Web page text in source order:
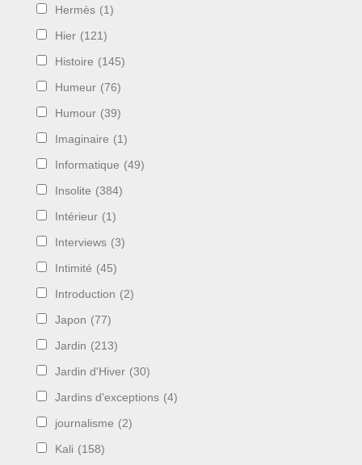
Hermès (1)
Hier (121)
Histoire (145)
Humeur (76)
Humour (39)
Imaginaire (1)
Informatique (49)
Insolite (384)
Intérieur (1)
Interviews (3)
Intimité (45)
Introduction (2)
Japon (77)
Jardin (213)
Jardin d'Hiver (30)
Jardins d'exceptions (4)
journalisme (2)
Kali (158)